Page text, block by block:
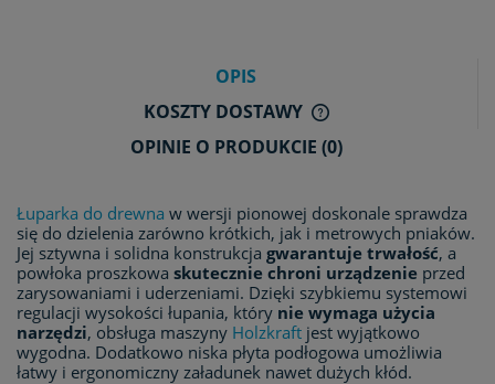
OPIS
KOSZTY DOSTAWY
KOSZTÓW PŁATNOŚCI
OPINIE O PRODUKCIE (0)
Łuparka do drewna w wersji pionowej doskonale sprawdza
się do dzielenia zarówno krótkich, jak i metrowych pniaków.
Jej sztywna i solidna konstrukcja gwarantuje trwałość, a
powłoka proszkowa skutecznie chroni urządzenie przed
zarysowaniami i uderzeniami. Dzięki szybkiemu systemowi
regulacji wysokości łupania, który nie wymaga użycia
narzędzi, obsługa maszyny Holzkraft jest wyjątkowo
wygodna. Dodatkowo niska płyta podłogowa umożliwia
łatwy i ergonomiczny załadunek nawet dużych kłód.